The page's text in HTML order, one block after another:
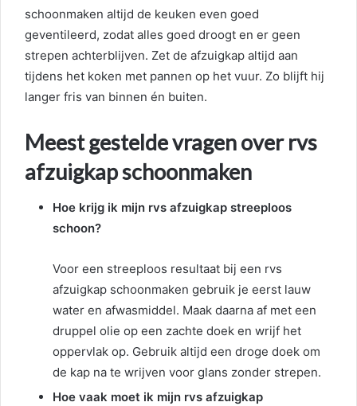
schoonmaken altijd de keuken even goed
geventileerd, zodat alles goed droogt en er geen
strepen achterblijven. Zet de afzuigkap altijd aan
tijdens het koken met pannen op het vuur. Zo blijft hij
langer fris van binnen én buiten.
Meest gestelde vragen over rvs
afzuigkap schoonmaken
Hoe krijg ik mijn rvs afzuigkap streeploos
schoon?
Voor een streeploos resultaat bij een rvs
afzuigkap schoonmaken gebruik je eerst lauw
water en afwasmiddel. Maak daarna af met een
druppel olie op een zachte doek en wrijf het
oppervlak op. Gebruik altijd een droge doek om
de kap na te wrijven voor glans zonder strepen.
Hoe vaak moet ik mijn rvs afzuigkap